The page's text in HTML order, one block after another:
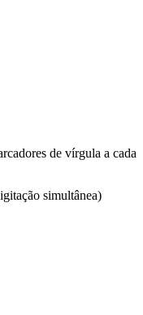
de vírgula a cada
simultânea)